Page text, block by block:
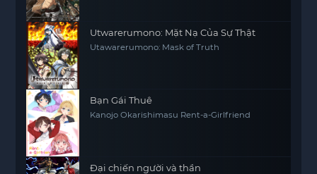
Utwarerumono: Mặt Nạ Của Sự Thật
Utawarerumono: Mask of Truth
Bạn Gái Thuê
Kanojo Okarishimasu Rent-a-Girlfriend
Đại chiến người và thần